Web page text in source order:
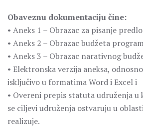
Obaveznu dokumentaciju čine:
• Aneks 1 – Obrazac za pisanje
• Aneks 2 – Obrazac budžeta
• Aneks 3 – Obrazac narativnog
• Elektronska verzija aneksa,
isključivo u formatima Word i Excel i
• Overeni prepis statuta udruženja u
se ciljevi udruženja ostvaruju u
realizuje.